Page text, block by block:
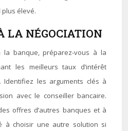
plus élevé.
LA NÉGOCIATION
banque, préparez-vous à la
les meilleurs taux d’intérêt
les arguments clés à
avec le conseiller bancaire.
offres d’autres banques et à
à choisir une autre solution si